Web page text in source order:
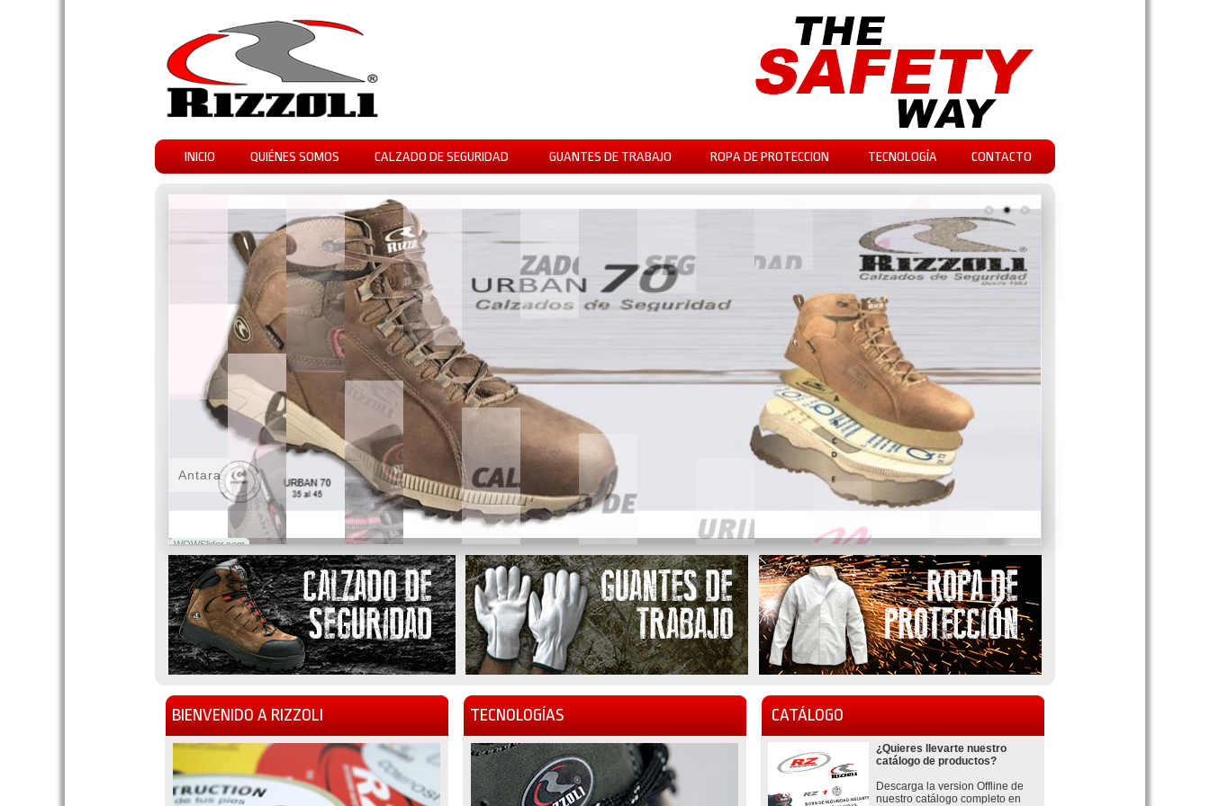
INICIO QUIÉNES SOMOS CALZADO DE SEGURIDAD GUANTES DE TRABAJO ROPA DE PROTECCION TECNOLOGÍA CONTACTO
WOWSlider.com
Antara
BIENVENIDO A RIZZOLI TECNOLOGÍAS CATÁLOGO
¿Quieres llevarte nuestro
catálogo de productos?
Descarga la version Offline de
nuestro catálogo completo en